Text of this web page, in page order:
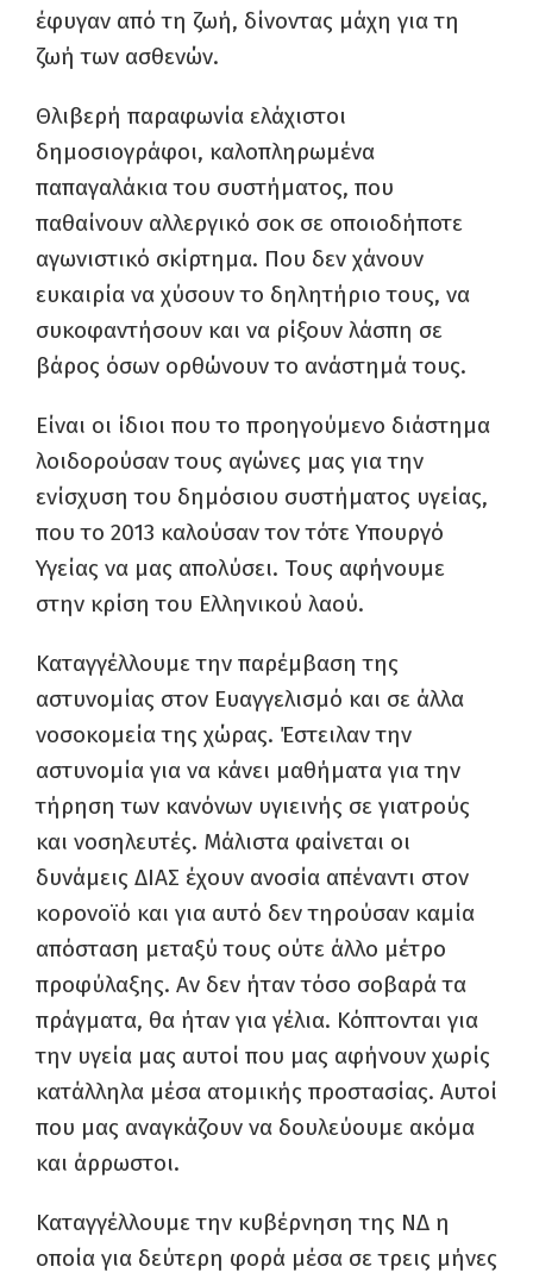
έφυγαν από τη ζωή, δίνοντας μάχη για τη
ζωή των ασθενών.
Θλιβερή παραφωνία ελάχιστοι
δημοσιογράφοι, καλοπληρωμένα
παπαγαλάκια του συστήματος, που
παθαίνουν αλλεργικό σοκ σε οποιοδήποτε
αγωνιστικό σκίρτημα. Που δεν χάνουν
ευκαιρία να χύσουν το δηλητήριο τους, να
συκοφαντήσουν και να ρίξουν λάσπη σε
βάρος όσων ορθώνουν το ανάστημά τους.
Είναι οι ίδιοι που το προηγούμενο διάστημα
λοιδορούσαν τους αγώνες μας για την
ενίσχυση του δημόσιου συστήματος υγείας,
που το 2013 καλούσαν τον τότε Υπουργό
Υγείας να μας απολύσει. Τους αφήνουμε
στην κρίση του Ελληνικού λαού.
Καταγγέλλουμε την παρέμβαση της
αστυνομίας στον Ευαγγελισμό και σε άλλα
νοσοκομεία της χώρας. Έστειλαν την
αστυνομία για να κάνει μαθήματα για την
τήρηση των κανόνων υγιεινής σε γιατρούς
και νοσηλευτές. Μάλιστα φαίνεται οι
δυνάμεις ΔΙΑΣ έχουν ανοσία απέναντι στον
κορονοϊό και για αυτό δεν τηρούσαν καμία
απόσταση μεταξύ τους ούτε άλλο μέτρο
προφύλαξης. Αν δεν ήταν τόσο σοβαρά τα
πράγματα, θα ήταν για γέλια. Κόπτονται για
την υγεία μας αυτοί που μας αφήνουν χωρίς
κατάλληλα μέσα ατομικής προστασίας. Αυτοί
που μας αναγκάζουν να δουλεύουμε ακόμα
και άρρωστοι.
Καταγγέλλουμε την κυβέρνηση της ΝΔ η
οποία για δεύτερη φορά μέσα σε τρεις μήνες